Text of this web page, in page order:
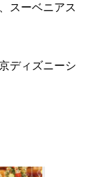
スーベニアス
ディズニーシ